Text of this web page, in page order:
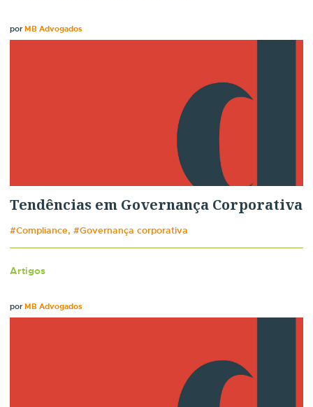
porMB Advogados
Tendências em Governança Corporativa
#Compliance, #Governança corporativa
Artigos
porMB Advogados